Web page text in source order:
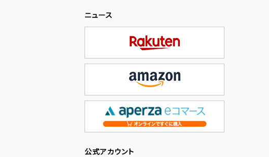
ニュース
公式アカウント